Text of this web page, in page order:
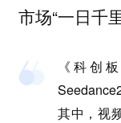
市场“一日千
《科创
其中，视